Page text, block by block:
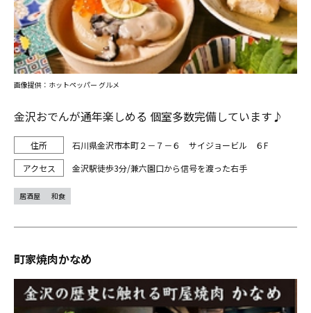
金沢おでんが通年楽しめる 個室多数完備しています♪
石川県金沢市本町２－７－６ サイジョービル ６F
金沢駅徒歩3分/兼六園口から信号を渡った右手
画像提供：ホットペッパー グルメ
居酒屋 和食
町家焼肉かなめ